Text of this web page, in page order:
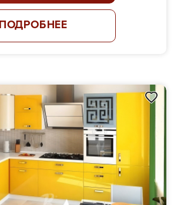
ПОДРОБНЕЕ